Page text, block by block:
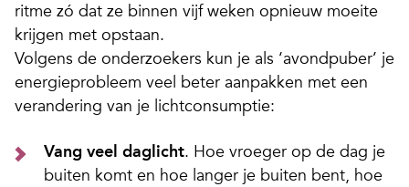
ritme zó dat ze binnen vijf weken opnieuw moeite
krijgen met opstaan.
Volgens de onderzoekers kun je als ‘avondpuber’ je
energieprobleem veel beter aanpakken met een
verandering van je lichtconsumptie:
Vang veel daglicht. Hoe vroeger op de dag je
buiten komt en hoe langer je buiten bent, hoe